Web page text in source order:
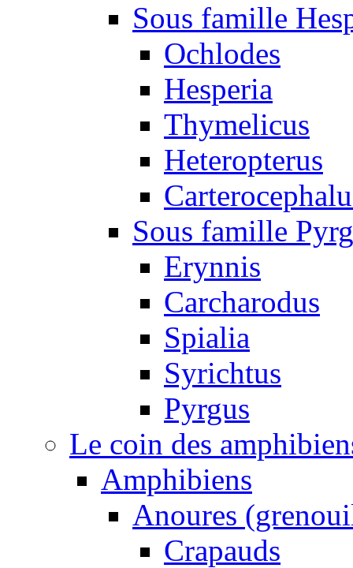
Sous famille
Ochlodes
Hesperia
Thymelicus
Heteropterus
Sous famille
Erynnis
Carcharodus
Spialia
Syrichtus
Pyrgus
Le coin des
Amphibiens
Anoures
Crapauds